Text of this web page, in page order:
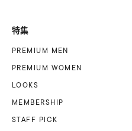
特集
PREMIUM MEN
PREMIUM WOMEN
LOOKS
MEMBERSHIP
STAFF PICK